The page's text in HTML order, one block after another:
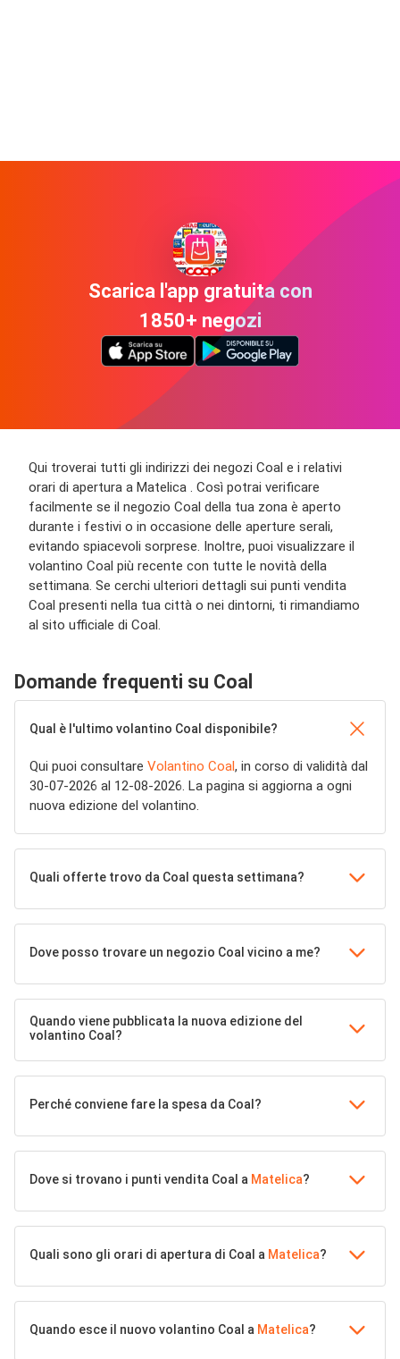
Scarica l'app gratuita con
1850+ negozi
Qui troverai tutti gli indirizzi dei negozi Coal e i relativi
orari di apertura a Matelica . Così potrai verificare
facilmente se il negozio Coal della tua zona è aperto
durante i festivi o in occasione delle aperture serali,
evitando spiacevoli sorprese. Inoltre, puoi visualizzare il
volantino Coal più recente con tutte le novità della
settimana. Se cerchi ulteriori dettagli sui punti vendita
Coal presenti nella tua città o nei dintorni, ti rimandiamo
al sito ufficiale di Coal.
Domande frequenti su Coal
Qual è l'ultimo volantino Coal disponibile?
Qui puoi consultare Volantino Coal, in corso di validità dal
30-07-2026 al 12-08-2026. La pagina si aggiorna a ogni
nuova edizione del volantino.
Quali offerte trovo da Coal questa settimana?
Dove posso trovare un negozio Coal vicino a me?
Quando viene pubblicata la nuova edizione del
volantino Coal?
Perché conviene fare la spesa da Coal?
Dove si trovano i punti vendita Coal a Matelica?
Quali sono gli orari di apertura di Coal a Matelica?
Quando esce il nuovo volantino Coal a Matelica?